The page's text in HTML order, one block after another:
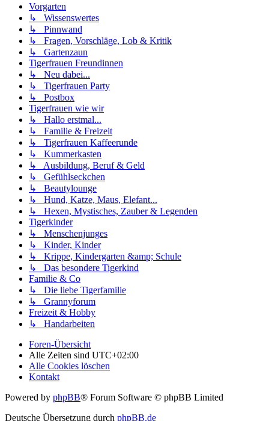
Vorgarten
↳ Wissenswertes
↳ Pinnwand
↳ Fragen, Vorschläge, Lob & Kritik
↳ Gartenzaun
Tigerfrauen Freundinnen
↳ Neu dabei...
↳ Tigerfrauen Party
↳ Postbox
Tigerfrauen wie wir
↳ Hallo erstmal...
↳ Familie & Freizeit
↳ Tigerfrauen Kaffeerunde
↳ Kummerkasten
↳ Ausbildung, Beruf & Geld
↳ Gefühlseckchen
↳ Beautylounge
↳ Hund, Katze, Maus, Elefant...
↳ Hexen, Mystisches, Zauber & Legenden
Tigerkinder
↳ Menschenjunges
↳ Kinder, Kinder
↳ Krippe, Kindergarten &amp; Schule
↳ Das besondere Tigerkind
Familie & Co
↳ Die liebe Tigerfamilie
↳ Grannyforum
Freizeit & Hobby
↳ Handarbeiten
Foren-Übersicht
Alle Zeiten sind UTC+02:00
Alle Cookies löschen
Kontakt
Powered by phpBB® Forum Software © phpBB Limited
Deutsche Übersetzung durch phpBB.de